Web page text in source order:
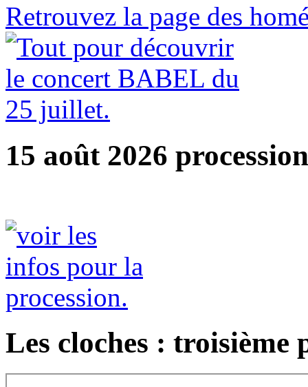
Retrouvez la page des
15 août 2026 procession
Les cloches : troisième